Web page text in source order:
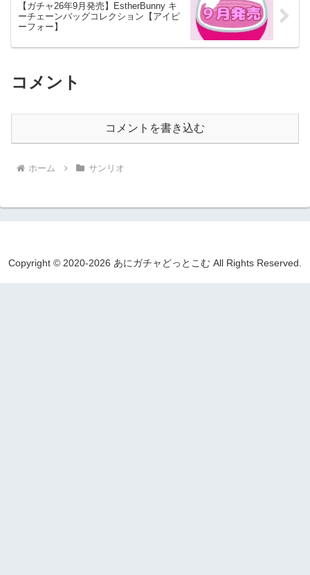
【ガチャ26年9月発売】EstherBunny キ
ーチェーンバッグコレクション【アイピ
ーフォー】
コメント
コメントを書き込む
ホーム サンリオ
Copyright © 2020-2026 あにガチャどっとこむ All Rights Reserved.